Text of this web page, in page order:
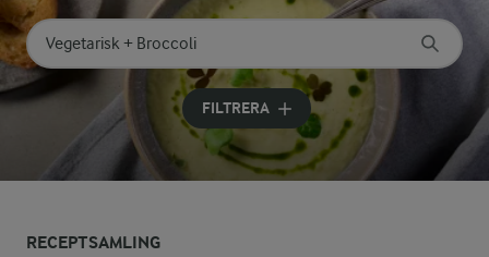
Sök på kategori eller ingrediens
Skriv in sökord för att få förslag
FILTRERA
RECEPTSAMLING